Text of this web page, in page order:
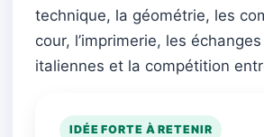
technique, la géométrie, les
cour, l’imprimerie, les
italiennes et la compétition
IDÉE FORTE À RETENIR